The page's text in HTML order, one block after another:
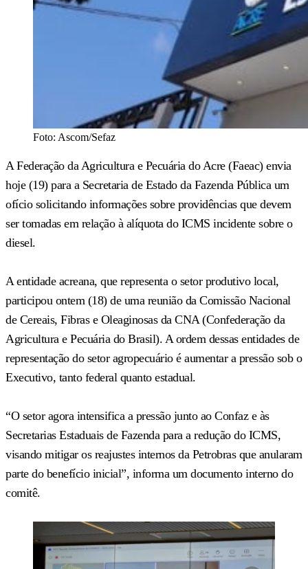
Foto: Ascom/Sefaz
A Federação da Agricultura e Pecuária do Acre (Faeac) envia
hoje (19) para a Secretaria de Estado da Fazenda Pública um
ofício solicitando informações sobre providências que devem
ser tomadas em relação à alíquota do ICMS incidente sobre o
diesel.
A entidade acreana, que representa o setor produtivo local,
participou ontem (18) de uma reunião da Comissão Nacional
de Cereais, Fibras e Oleaginosas da CNA (Confederação da
Agricultura e Pecuária do Brasil). A ordem dessas entidades de
representação do setor agropecuário é aumentar a pressão sob o
Executivo, tanto federal quanto estadual.
“O setor agora intensifica a pressão junto ao Confaz e às
Secretarias Estaduais de Fazenda para a redução do ICMS,
visando mitigar os reajustes internos da Petrobras que anularam
parte do benefício inicial”, informa um documento interno do
comitê.